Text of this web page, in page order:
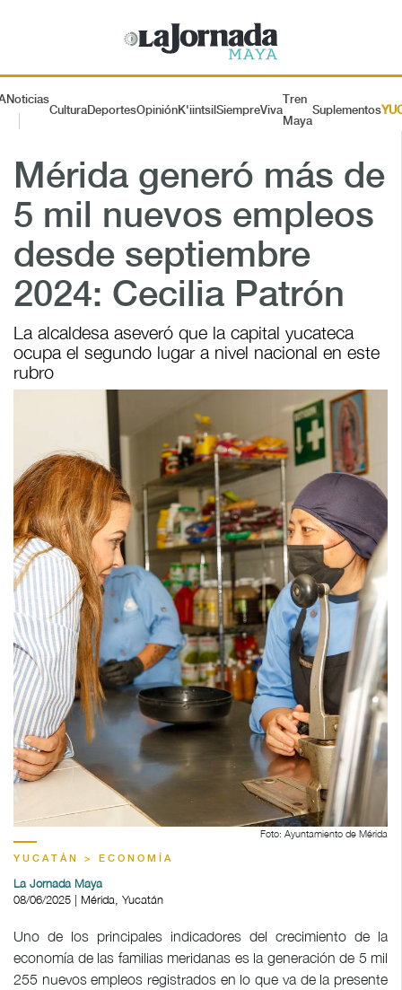
Noticias
CulturaDeportesOpiniónK'iintsil SiempreViva
Tren
Maya
Suplementos
Mérida generó más de
5 mil nuevos empleos
desde septiembre
2024: Cecilia Patrón
La alcaldesa aseveró que la capital yucateca
ocupa el segundo lugar a nivel nacional en este
rubro
Foto: Ayuntamiento de Mérida
YUCATÁN > ECONOMÍA
La Jornada Maya
08/06/2025 | Mérida, Yucatán
Uno de los principales indicadores del crecimiento de la
economía de las familias meridanas es la generación de 5 mil
255 nuevos empleos registrados en lo que va de la presente